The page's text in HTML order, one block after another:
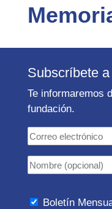
Subscríbete
Te informaremos
fundación.
Boletín